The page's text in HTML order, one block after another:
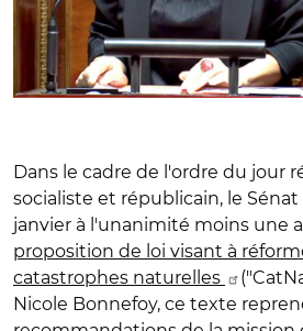
Dans le cadre de l'ordre du jour
socialiste et républicain, le Sénat
janvier à l'unanimité moins une
proposition de loi visant à
catastrophes naturelles
Nicole Bonnefoy, ce texte